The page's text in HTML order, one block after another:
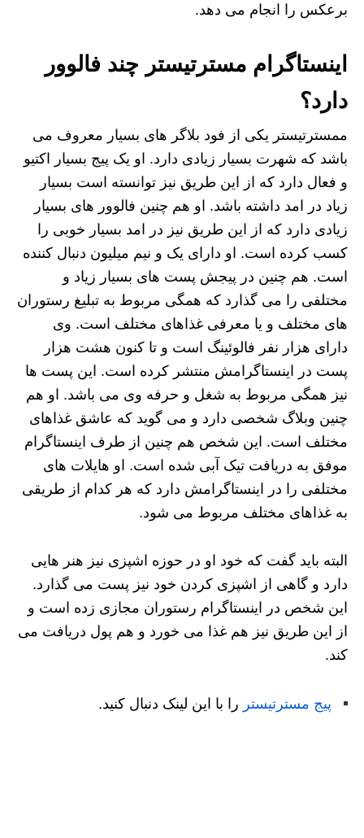
برعکس را انجام می دهد.
اینستاگرام مسترتیستر چند فالوور
دارد؟
ممسترتیستر یکی از فود بلاگر های بسیار معروف می
باشد که شهرت بسیار زیادی دارد. او یک پیج بسیار اکتیو
و فعال دارد که از این طریق نیز توانسته است بسیار
زیاد در امد داشته باشد. او هم چنین فالوور های بسیار
زیادی دارد که از این طریق نیز در امد بسیار خوبی را
کسب کرده است. او دارای یک و نیم میلیون دنبال کننده
است. هم چنین در پیجش پست های بسیار زیاد و
مختلفی را می گذارد که همگی مربوط به تبلیغ رستوران
های مختلف و یا معرفی غذاهای مختلف است. وی
دارای هزار نفر فالوئینگ است و تا کنون هشت هزار
پست در اینستاگرامش منتشر کرده است. این پست ها
نیز همگی مربوط به شغل و حرفه وی می باشد. او هم
چنین وبلاگ شخصی دارد و می گوید که عاشق غذاهای
مختلف است. این شخص هم چنین از طرف اینستاگرام
موفق به دریافت تیک آبی شده است. او هایلات های
مختلفی را در اینستاگرامش دارد که هر کدام از طریقی
به غذاهای مختلف مربوط می شود.
البته باید گفت که خود او در حوزه اشپزی نیز هنر هایی
دارد و گاهی از اشپزی کردن خود نیز پست می گذارد.
این شخص در اینستاگرام رستوران مجازی زده است و
از این طریق نیز هم غذا می خورد و هم پول دریافت می
کند.
پیج مسترتیستر را با این لینک دنبال کنید.